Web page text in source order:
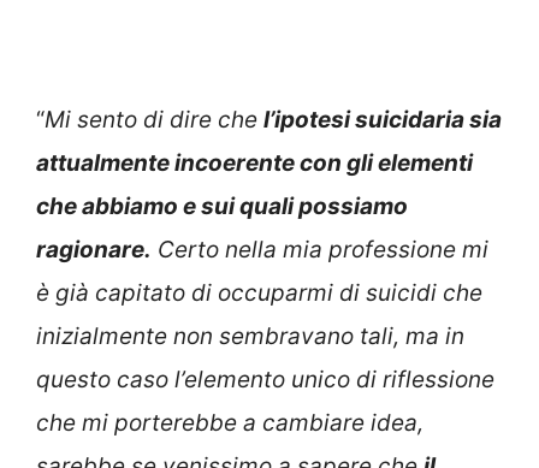
“Mi sento di dire che l’ipotesi suicidaria sia
attualmente incoerente con gli elementi
che abbiamo e sui quali possiamo
ragionare. Certo nella mia professione mi
è già capitato di occuparmi di suicidi che
inizialmente non sembravano tali, ma in
questo caso l’elemento unico di riflessione
che mi porterebbe a cambiare idea,